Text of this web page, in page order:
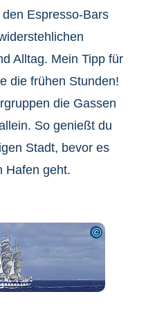
Espresso-Bars
Alltag. Mein Tipp für
die frühen Stunden!
die Gassen
So genießt du
Stadt, bevor es
Hafen geht.